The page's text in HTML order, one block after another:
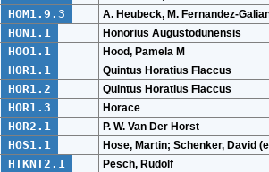
HOM1.9.3 A. Heubeck, M. Fernandez-
HON1.1 Honorius Augustodunensis
HOO1.1 Hood, Pamela M
HOR1.1 Quintus Horatius Flaccus
HOR1.2 Quintus Horatius Flaccus
HOR1.3 Horace
HOR2.1 P. W. Van Der Horst
HOS1.1 Hose, Martin; Schenker, David
HTKNT2.1 Pesch, Rudolf